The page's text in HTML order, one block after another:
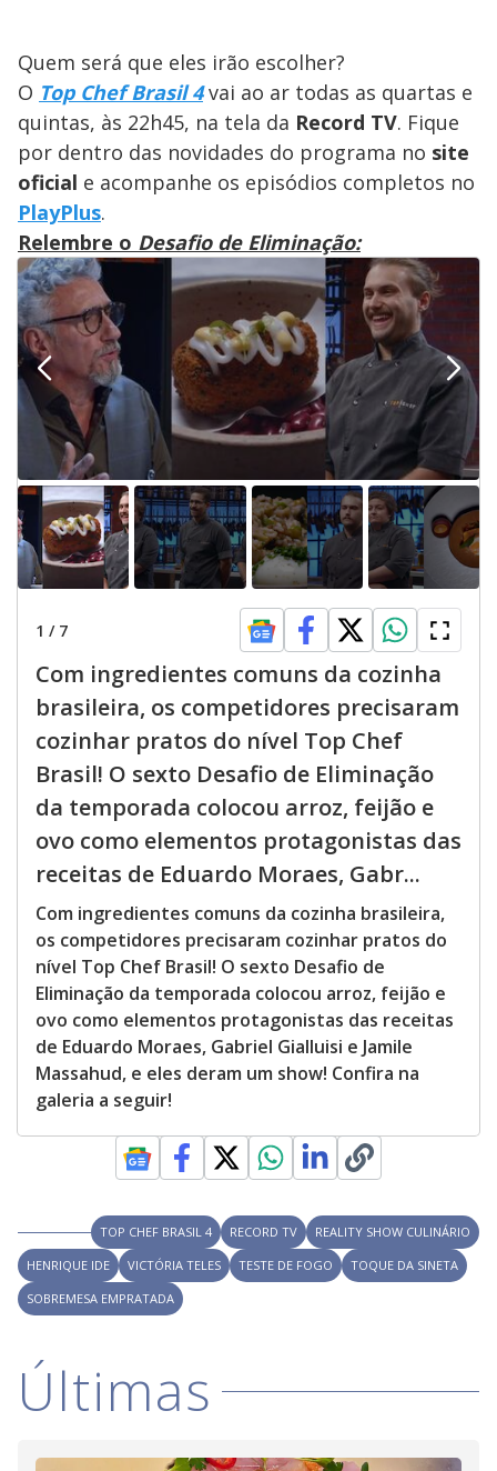
Quem será que eles irão escolher?
O Top Chef Brasil 4vai ao ar todas as quartas e
quintas, às 22h45, na tela da Record TV. Fique
por dentro das novidades do programa no site
oficial e acompanhe os episódios completos no
PlayPlus.
Relembre o Desafio de Eliminação:
1 / 7
Com ingredientes comuns da cozinha
brasileira, os competidores precisaram
cozinhar pratos do nível Top Chef
Brasil! O sexto Desafio de Eliminação
da temporada colocou arroz, feijão e
ovo como elementos protagonistas das
receitas de Eduardo Moraes, Gabr...
Com ingredientes comuns da cozinha brasileira,
os competidores precisaram cozinhar pratos do
nível Top Chef Brasil! O sexto Desafio de
Eliminação da temporada colocou arroz, feijão e
ovo como elementos protagonistas das receitas
de Eduardo Moraes, Gabriel Gialluisi e Jamile
Massahud, e eles deram um show! Confira na
galeria a seguir!
TOP CHEF BRASIL 4 RECORD TV
REALITY SHOW CULINÁRIO
HENRIQUE IDE
VICTÓRIA TELES TESTE DE FOGO
TOQUE DA SINETA
SOBREMESA EMPRATADA
Últimas